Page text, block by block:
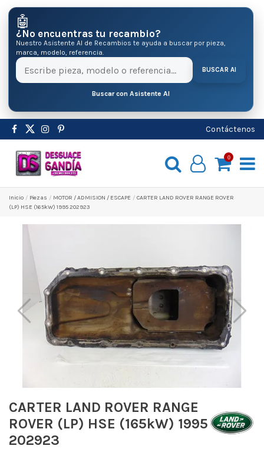
🤖
¿No encuentras tu recambio?
Nuestro Asistente AI de Recambios te ayuda a buscar por pieza,
marca, modelo, referencia.
BUSCAR AI
Buscar con Asistente AI
Contáctenos
0
Inicio Pіezas MOTOR / ADMISION / ESCAPE
CARTER LAND ROVER RANGE ROVER
(LP) HSE (165kW) 1995 202923
CARTER LAND ROVER RANGE
ROVER (LP) HSE (165kW) 1995
202923